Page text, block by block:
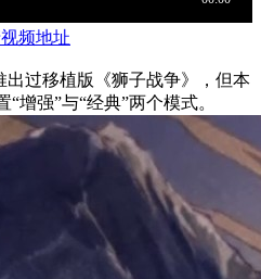
频地址
出过移植版《狮子战争》，但本
增强”与“经典”两个模式。